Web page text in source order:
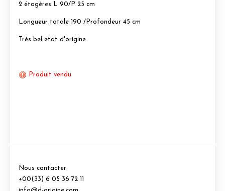
2 étagères L 90/P 25 cm
Longueur totale 190 /Profondeur 45 cm
Très bel état d'origine.
Produit vendu
Nous contacter
+00(33) 6 05 36 72 11